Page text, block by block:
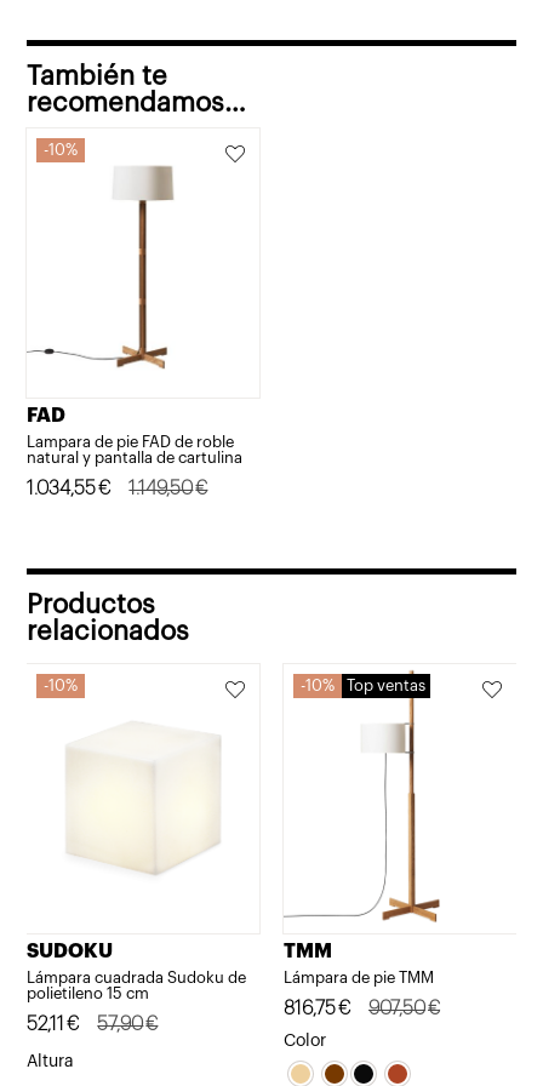
También te
recomendamos…
10%
FAD
Lampara de pie FAD de roble
natural y pantalla de cartulina
1.149,50€
El
1.149,50€.
1.034,55€
El
1.034,55€.
Productos
relacionados
10%
SUDOKU
Lámpara cuadrada Sudoku de
polietileno 15 cm
57,90€
El
precio
52,11 €
El
precio
Altura
10% Top ventas
TMM
Lámpara de pie TMM
907,50€
El
precio
original
816,75€
El
precio
actual
Color